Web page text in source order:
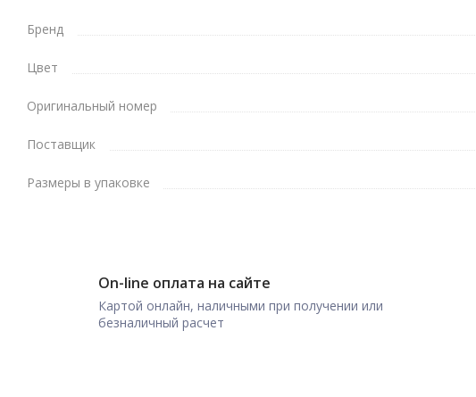
Бренд
Цвет
Оригинальный номер
Поставщик
Размеры в упаковке
On-line оплата на сайте
Картой онлайн, наличными при получении или
безналичный расчет